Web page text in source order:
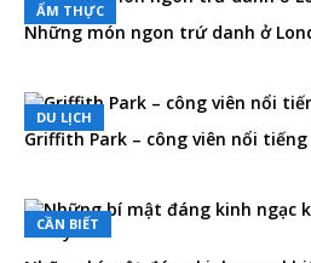
ẨM THỰC
Những món ngon trứ danh ở
DU LỊCH
Griffith Park – công viên nổi tiếng
CẦN BIẾT